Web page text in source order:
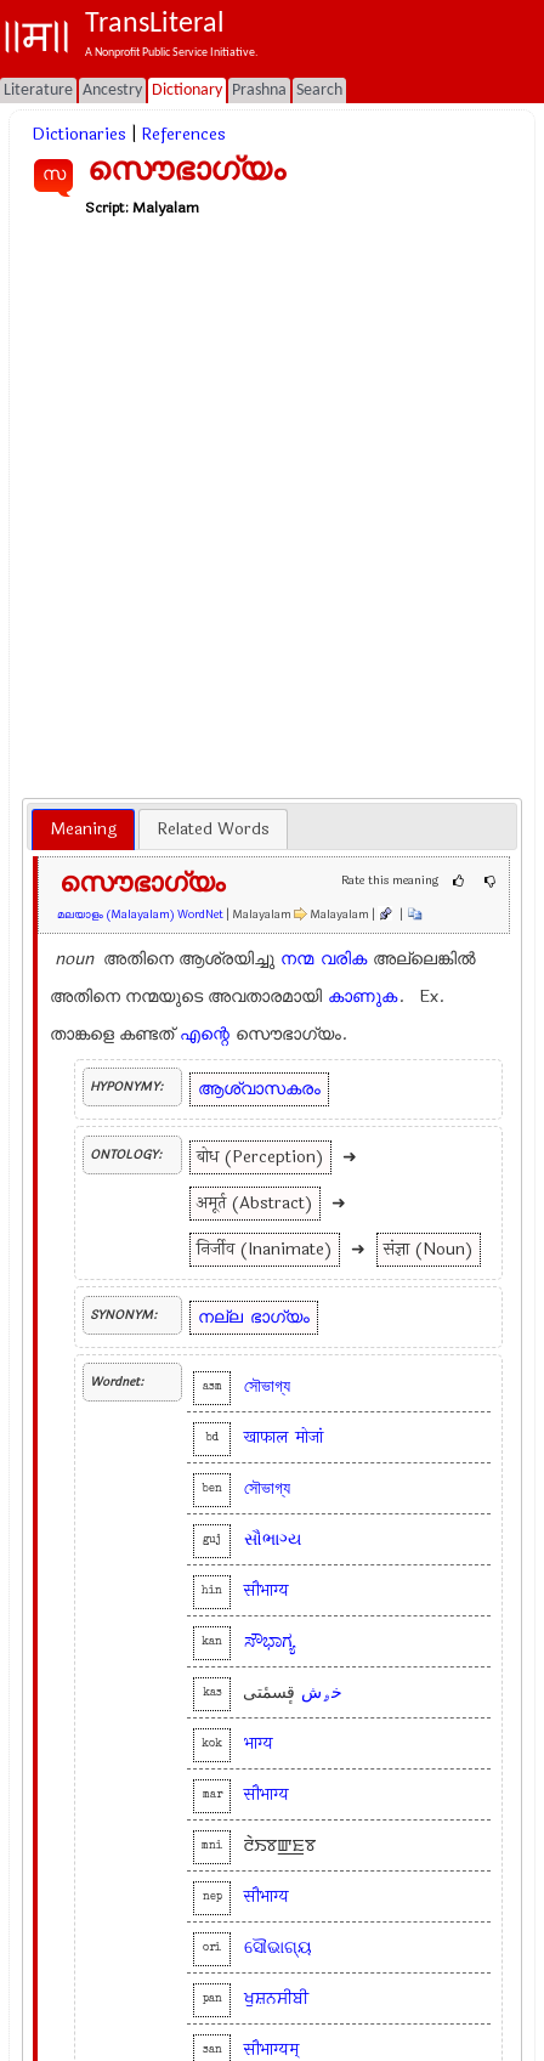
TransLiteral
A Nonprofit Public Service Initiative.
Literature Ancestry Dictionary Prashna Search
Dictionaries References
സ സൌഭാഗ്യം
Script:Malyalam
Meaning Related Words
Rate this meaning
സൌഭാഗ്യം
മലയാളം (Malayalam) WordNet | Malayalam Malayalam | |
noun അതിനെ ആശ്രയിച്ചു നന്മ വരിക അല്ലെങ്കില്‍
അതിനെ നന്മയുടെ അവതാരമായി കാണുക. Ex.
താങ്കളെ കണ്ടത്എന്റെ സൌഭാഗ്യം.
HYPONYMY: ആശ്വാസകരം
ONTOLOGY: बोध (Perception)
➜
अमूर्त (Abstract)
➜
निर्जीव (Inanimate)
➜ संज्ञा (Noun)
SYNONYM: നല്ല ഭാഗ്യം
Wordnet: asm সৌভাগ্য
bd खाफाल मोजां
ben সৌভাগ্য
guj સૌભાગ્ય
hin सौभाग्य
kan ಸೌಭಾಗ್ಯ
kas خۄش قٕسمٔتی
kok भाग्य
mar सौभाग्य
mni ꯂꯥꯏꯕꯛ꯭ꯐꯕ
nep सौभाग्य
ori ସୌଭାଗ୍ୟ
pan ਖੁਸ਼ਨਸੀਬੀ
san सौभाग्यम्